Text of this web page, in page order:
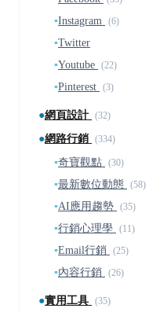
▪Instagram (6)
▪Twitter
▪Youtube (22)
▪Pinterest (3)
●網頁設計 (32)
●網路行銷 (334)
▪奇寶觀點 (30)
▪最新數位動態 (58)
▪AI應用趨勢 (35)
▪行銷心理學 (11)
▪Email行銷 (25)
▪內容行銷 (26)
●實用工具 (35)